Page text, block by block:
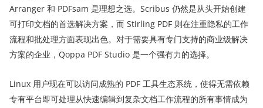
Arranger 和 PDFsam 是理想之选。Scribus 仍然是从头开始创建
可打印文档的首选解决方案，而 Stirling PDF 则在注重隐私的工作
流程和批处理方面表现出色。对于需要具有专门支持的商业级解决
方案的企业，Qoppa PDF Studio 是一个强有力的选择。
Linux 用户现在可以访问成熟的 PDF 工具生态系统，使得无需依赖
专有平台即可处理从快速编辑到复杂文档工作流程的所有事情成为